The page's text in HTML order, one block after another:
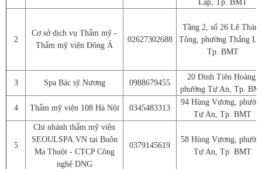
Lập, Tp. BMT
2
Cơ sở dịch vụ Thẩm mỹ -
Thẩm mỹ viện Đông Á
02627302688
Tầng 2, số 26 Lê Thánh
Tông, phường Thắng
Tp. BMT
3 Spa Bác sỹ Nương 0988679455
20 Đinh Tiên Hoàng,
phường Tự An, Tp.
4 Thẩm mỹ viện 108 Hà Nội 0345483313
94 Hùng Vương,
Tự An, Tp. BMT
5
Chi nhánh thẩm mỹ viện
SEOULSPA.VN tại Buôn
Ma Thuột - CTCP Công
nghệ DNG
0379145619
58 Hùng Vương,
Tự An, Tp. BMT